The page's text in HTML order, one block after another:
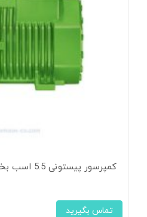
کمپرسور پیستونی 5.5 اسب بخار سه فاز بیتزر مدل 4FES-5Y
تماس بگیرید